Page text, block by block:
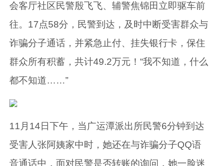
会客厅社区民警殷飞飞、辅警焦锦田立即驱车前
往。17点58分，民警到达，及时中断受害群众与
诈骗分子通话，并紧急止付、挂失银行卡，保住
群众所有积蓄，共计49.2万元！“我不知道，什么
都不知道……”
11月14日下午，当广运潭派出所民警6分钟到达
受害人张阿姨家中时，她还在与诈骗分子QQ语
音通话中，面对民警是否转账的询问，她一脸迷